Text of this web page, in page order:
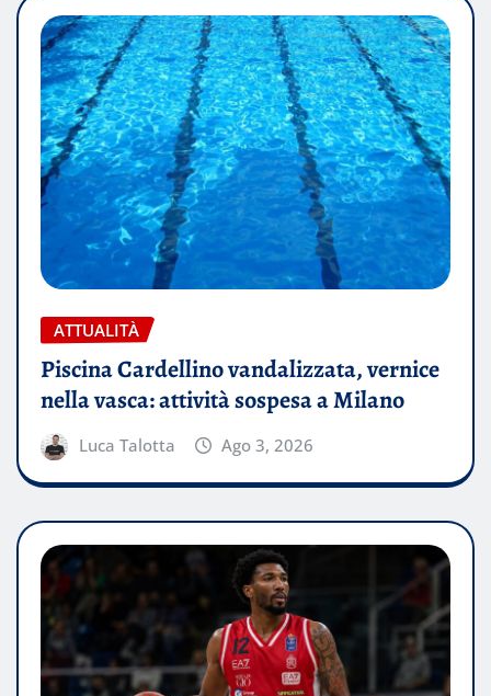
ATTUALITÀ
Piscina Cardellino vandalizzata, vernice
nella vasca: attività sospesa a Milano
Luca Talotta Ago 3, 2026